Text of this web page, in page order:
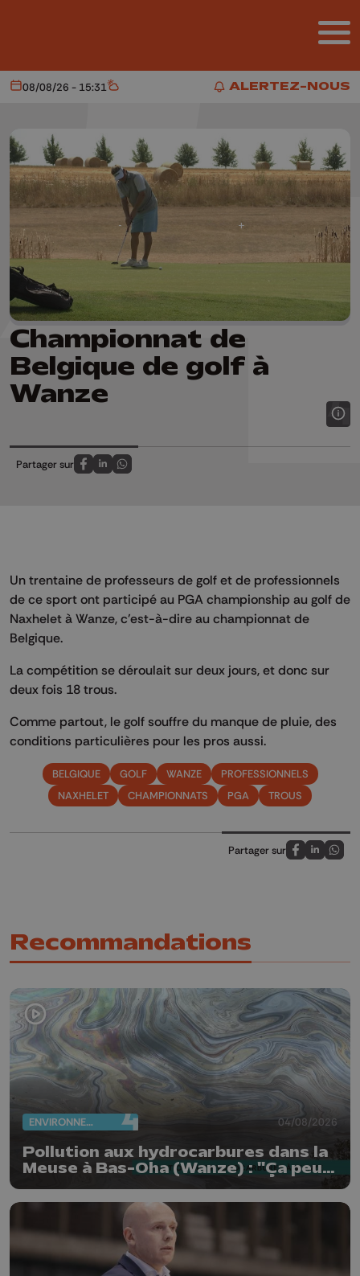
ALERTEZ-NOUS
ALERTEZ-NOUS
Aujourd'hui
08/08/26 - 15:31 Météo
Championnat de
Belgique de golf à
Wanze
Partager sur
Partagez sur FaceBook
Partagez sur LinkedIn
Partagez sur Whatsapp
Un trentaine de professeurs de golf et de professionnels
de ce sport ont participé au PGA championship au golf de
Naxhelet à Wanze, c'est-à-dire au championnat de
Belgique.
La compétition se déroulait sur deux jours, et donc sur
deux fois 18 trous.
Comme partout, le golf souffre du manque de pluie, des
conditions particulières pour les pros aussi.
BELGIQUE GOLF WANZE
PROFESSIONNELS
NAXHELET
CHAMPIONNATS PGA TROUS
Partager sur
Partagez sur
Partagez
Recommandations
ENVIRONNEMENT 04/08/2026
Pollution aux hydrocarbures dans la
Meuse à Bas-Oha (Wanze) : "Ça peut